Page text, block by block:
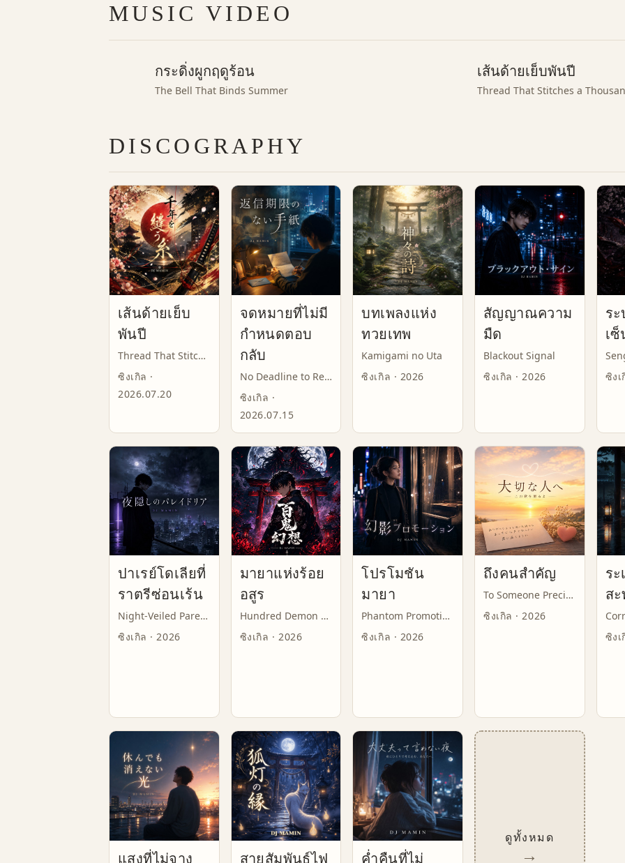
MUSIC VIDEO
กระดิ่งผูกฤดูร้อน
The Bell That Binds Summer
เส้นด้ายเย็บพันปี
Thread That Stitches a
DISCOGRAPHY
เส้นด้ายเย็บ
พันปี
Thread That Stitches a Thousand Years
ซิงเกิล ·
2026.07.20
จดหมายที่ไม่มี
กำหนดตอบ
กลับ
No Deadline to Reply
ซิงเกิล ·
2026.07.15
บทเพลงแห่ง
ทวยเทพ
Kamigami no Uta
ซิงเกิล · 2026
สัญญาณความ
มืด
Blackout Signal
ซิงเกิล · 2026
ร
เ
ซิงเ
ปาเรย์โดเลียที่
ราตรีซ่อนเร้น
Night-Veiled Pareidolia
ซิงเกิล · 2026
มายาแห่งร้อย
อสูร
Hundred Demon Fantasia
ซิงเกิล · 2026
โปรโมชัน
มายา
Phantom Promotion
ซิงเกิล · 2026
ถึงคนสำคัญ
To Someone Precious
ซิงเกิล · 2026
ระ
ส
ซิงเ
แสงที่ไม่จาง สายสัมพันธ์ไฟ ค่ำคืนที่ไม่
ดูทั้งหมด
→